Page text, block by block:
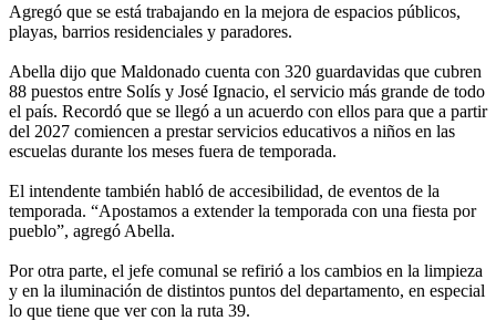
Agregó que se está trabajando en la mejora de espacios públicos,
playas, barrios residenciales y paradores.
Abella dijo que Maldonado cuenta con 320 guardavidas que cubren
88 puestos entre Solís y José Ignacio, el servicio más grande de todo
el país. Recordó que se llegó a un acuerdo con ellos para que a partir
del 2027 comiencen a prestar servicios educativos a niños en las
escuelas durante los meses fuera de temporada.
El intendente también habló de accesibilidad, de eventos de la
temporada. “Apostamos a extender la temporada con una fiesta por
pueblo”, agregó Abella.
Por otra parte, el jefe comunal se refirió a los cambios en la limpieza
y en la iluminación de distintos puntos del departamento, en especial
lo que tiene que ver con la ruta 39.